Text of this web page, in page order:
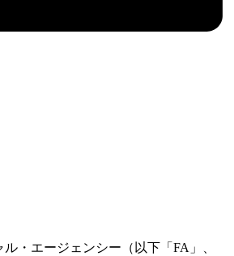
・エージェンシー（以下「FA」、